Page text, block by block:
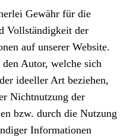
Gewähr für die
Vollständigkeit der
auf unserer Website.
den Autor, welche sich
ideeller Art beziehen,
Nichtnutzung der
bzw. durch die Nutzung
Informationen